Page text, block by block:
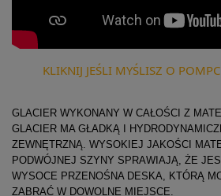
KLIKNIJ JEŚLI MYŚLISZ O
GLACIER WYKONANY W CAŁOŚCI Z
GLACIER MA GŁADKĄ I
ZEWNĘTRZNĄ. WYSOKIEJ JAKOŚCI
PODWÓJNEJ SZYNY SPRAWIAJĄ, ŻE
WYSOCE PRZENOŚNA DESKA, KTÓRĄ
ZABRAĆ W DOWOLNE MIEJSCE.